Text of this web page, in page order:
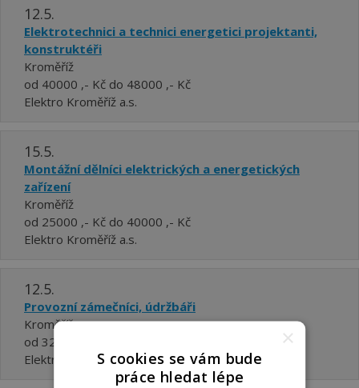
12.5.
Elektrotechnici a technici energetici projektanti,
konstruktéři
Kroměříž
od 40000 ,- Kč do 48000 ,- Kč
Elektro Kroměříž a.s.
15.5.
Montážní dělníci elektrických a energetických
zařízení
Kroměříž
od 25000 ,- Kč do 40000 ,- Kč
Elektro Kroměříž a.s.
12.5.
Provozní zámečníci, údržbáři
Kroměříž
od 32000 ,- Kč do 40000 ,- Kč
Elektro Kroměříž a.s.
×
S cookies se vám bude
práce hledat lépe